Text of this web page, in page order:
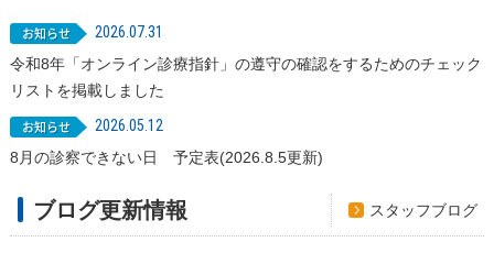
2026.07.31
令和8年「オンライン診療指針」の遵守の確認をするためのチェック
リストを掲載しました
2026.05.12
8月の診察できない日 予定表(2026.8.5更新)
ブログ更新情報 スタッフブログ